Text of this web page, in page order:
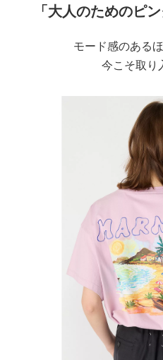
「大人のためのピ
モード感のある
今こそ取り